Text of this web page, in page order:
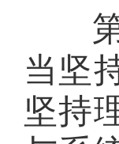
第
当坚
坚持